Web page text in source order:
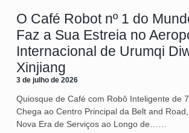
O Café Robot nº 1 do
Faz a Sua Estreia no
Internacional de Urumqi
Xinjiang
3 de julho de 2026
Quiosque de Café com Robô Inteligente de
Chega ao Centro Principal da Belt and
Nova Era de Serviços ao Longo de……